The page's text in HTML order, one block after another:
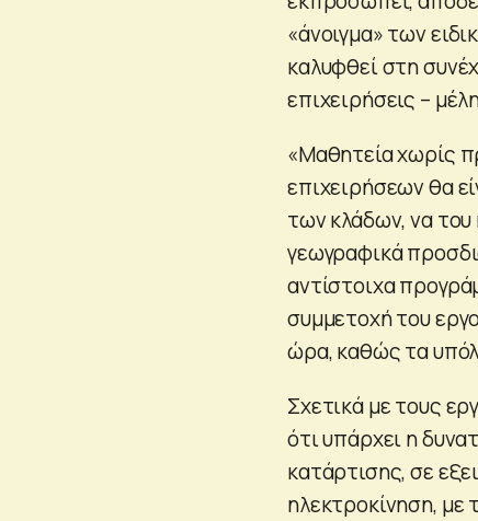
«άνοιγμα» των
καλυφθεί στη
επιχειρήσεις –
«Μαθητεία χωρίς
επιχειρήσεων θα
των κλάδων, να του
γεωγραφικά
αντίστοιχα
συμμετοχή του
ώρα, καθώς τα
Σχετικά με τους
ότι υπάρχει η
κατάρτισης, σε
ηλεκτροκίνηση,